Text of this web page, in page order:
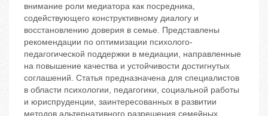
внимание роли медиатора как посредника,
содействующего конструктивному диалогу и
восстановлению доверия в семье. Представлены
рекомендации по оптимизации психолого-
педагогической поддержки в медиации, направленные
на повышение качества и устойчивости достигнутых
соглашений. Статья предназначена для специалистов
в области психологии, педагогики, социальной работы
и юриспруденции, заинтересованных в развитии
методов альтернативного разрешения семейных